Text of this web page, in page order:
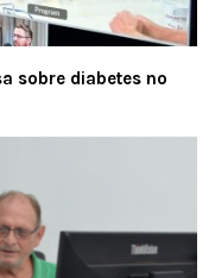
sobre diabetes no